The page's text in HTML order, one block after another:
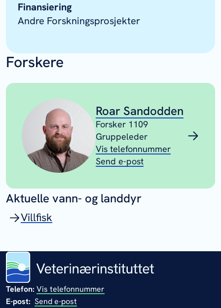
Finansiering
Andre Forskningsprosjekter
Forskere
Roar Sandodden
Forsker 1109
Gruppeleder
Vis telefonnummer
Send e-post
Aktuelle vann- og landdyr
Villfisk
Telefon: Vis telefonnummer
E-post: Send e-post